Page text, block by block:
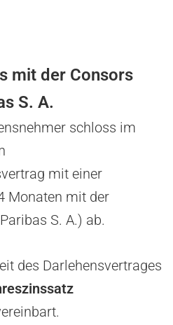
mit der Consors
S. A.
schloss im
mit einer
Monaten mit der
S. A.) ab.
des Darlehensvertrages